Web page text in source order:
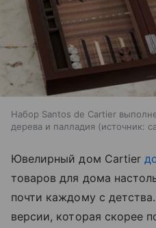
Набор Santos de Cartier
дерева и палладия
источник:
Ювелирный дом Cartier
товаров для дома
почти каждому с
версии, которая скорее